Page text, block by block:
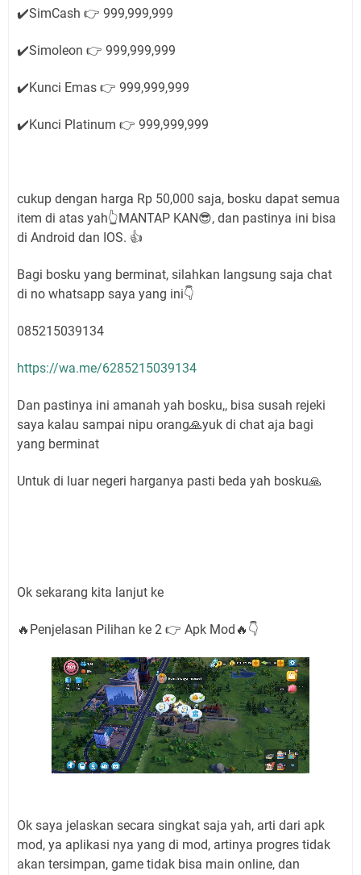
✔️SimCash 👉 999,999,999
✔️Simoleon 👉 999,999,999
✔️Kunci Emas 👉 999,999,999
✔️Kunci Platinum 👉 999,999,999
cukup dengan harga Rp 50,000 saja, bosku dapat semua
item di atas yah👆MANTAP KAN😎, dan pastinya ini bisa
di Android dan IOS. 👍
Bagi bosku yang berminat, silahkan langsung saja chat
di no whatsapp saya yang ini👇
085215039134
https://wa.me/6285215039134
Dan pastinya ini amanah yah bosku,, bisa susah rejeki
saya kalau sampai nipu orang🙏yuk di chat aja bagi
yang berminat
Untuk di luar negeri harganya pasti beda yah bosku🙏
Ok sekarang kita lanjut ke
🔥Penjelasan Pilihan ke 2 👉 Apk Mod🔥👇
Ok saya jelaskan secara singkat saja yah, arti dari apk
mod, ya aplikasi nya yang di mod, artinya progres tidak
akan tersimpan, game tidak bisa main online, dan